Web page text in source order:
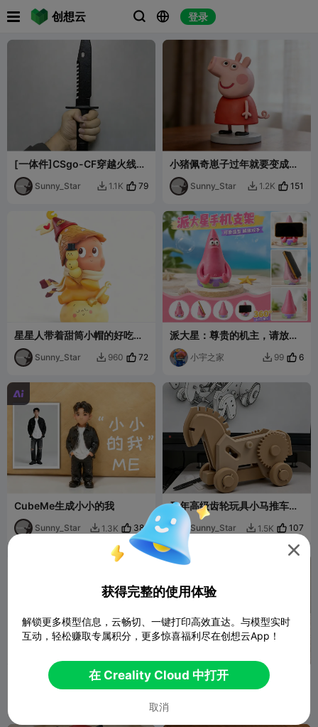
创想云   登录
[一体件]CSgo-CF穿越火线同
款M9军用匕首军刀模型玩具
手办摆件Sunny_Star  1.1K 79
小猪佩奇崽子过年就要变成香
肠腊肉高颜值POP可爱模型摆
件
Sunny_Star  1.2K 151
星星人带着甜筒小帽的好吃可
爱模型摆件
Sunny_Star  960 72
派大星：尊贵的机主，请放
手！
小宇之家  99 6

CubeMe生成小小的我
Sunny_Star  1.3K 381
马年高级齿轮玩具小马推车摆
件机械手办模型
Sunny_Star  1.5K 107
纸巾盒手机支架 一个不想坐下站岗的石墩

获得完整的使用体验
解锁更多模型信息，云畅切、一键打印高效直达。与模型实时
互动，轻松赚取专属积分，更多惊喜福利尽在创想云App！
在 Creality Cloud 中打开
取消